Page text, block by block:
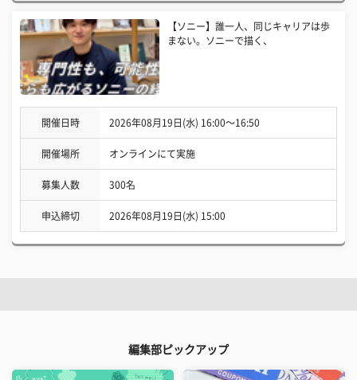
【ソニー】誰一人、同じキャリアは歩
まない。ソニーで描く、
開催日時 2026年08月19日(水) 16:00〜16:50
開催場所 オンラインにて実施
募集人数 300名
申込締切 2026年08月19日(水) 15:00
編集部ピックアップ